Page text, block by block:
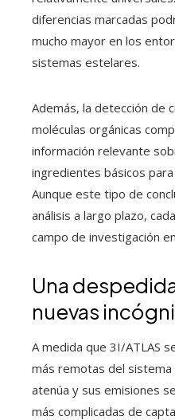
diferencias marcadas
mucho mayor en los
sistemas estelares.
Además, la detección de
moléculas orgánicas
información relevante
ingredientes básicos para
Aunque este tipo de
análisis a largo plazo,
campo de investigación
Una
nuevas
A medida que 3I/ATLAS
más remotas del sistema
atenúa y sus emisiones
más complicadas de